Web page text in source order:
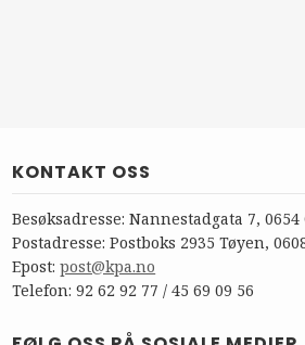
KONTAKT OSS
Besøksadresse: Nannestadgata 7, 0654
Postadresse: Postboks 2935 Tøyen,
Epost:post@kpa.no
Telefon: 92 62 92 77 / 45 69 09 56